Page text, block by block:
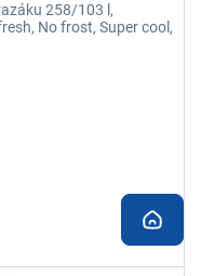
258/103 l,
No frost, Super cool,